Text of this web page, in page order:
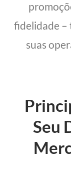
fidelidade –
suas
Seu